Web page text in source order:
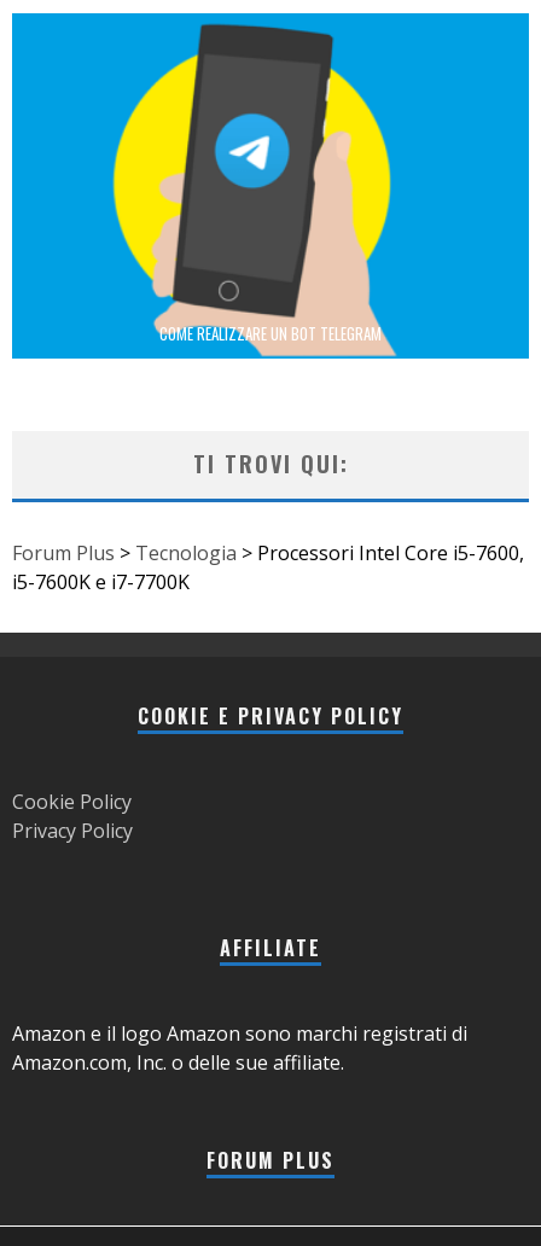
COME REALIZZARE UN BOT TELEGRAM
TI TROVI QUI:
Forum Plus > Tecnologia > Processori Intel Core i5-7600,
i5-7600K e i7-7700K
COOKIE E PRIVACY POLICY
Cookie Policy
Privacy Policy
AFFILIATE
Amazon e il logo Amazon sono marchi registrati di
Amazon.com, Inc. o delle sue affiliate.
FORUM PLUS